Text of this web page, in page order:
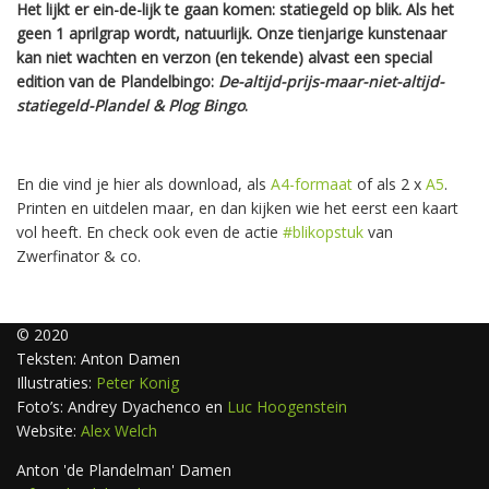
Het lijkt er ein-de-lijk te gaan komen: statiegeld op blik. Als het
geen 1 aprilgrap wordt, natuurlijk. Onze tienjarige kunstenaar
kan niet wachten en verzon (en tekende) alvast een special
edition van de Plandelbingo: De-altijd-prijs-maar-niet-altijd-
statiegeld-Plandel & Plog Bingo.
En die vind je hier als download, als A4-formaat of als 2 x A5.
Printen en uitdelen maar, en dan kijken wie het eerst een kaart
vol heeft. En check ook even de actie #blikopstuk van
Zwerfinator & co.
© 2020
Teksten: Anton Damen
Illustraties: Peter Konig
Foto’s: Andrey Dyachenco en Luc Hoogenstein
Website: Alex Welch
Anton 'de Plandelman' Damen